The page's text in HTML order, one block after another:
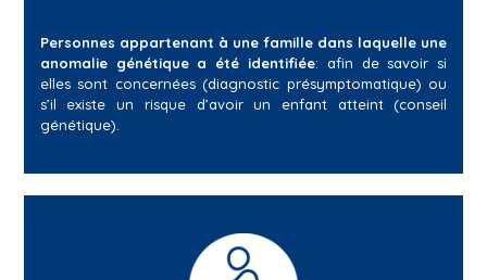
Personnes appartenant à une famille dans laquelle une
anomalie génétique a été identifiée: afin de savoir si
elles sont concernées (diagnostic présymptomatique) ou
s’il existe un risque d’avoir un enfant atteint (conseil
génétique).